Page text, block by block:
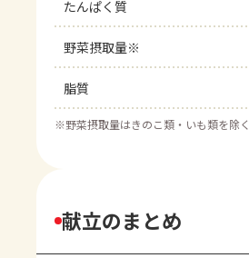
たんぱく質
野菜摂取量※
脂質
※野菜摂取量はきのこ類・いも類を除く
献立のまとめ